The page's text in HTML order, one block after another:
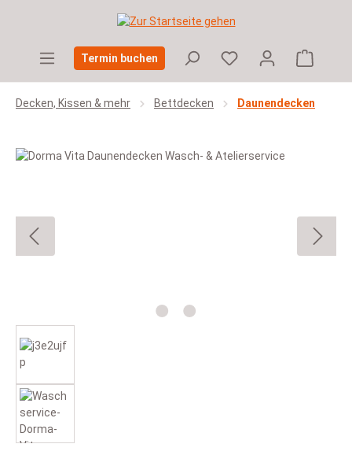
Zum Hauptinhalt springen
Termin buchen
Decken, Kissen & mehr Bettdecken Daunendecken
Bildergalerie überspringen